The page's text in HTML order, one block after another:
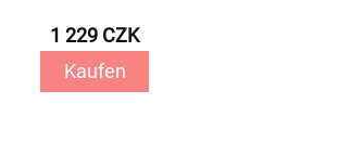
1 229 CZK
Kaufen